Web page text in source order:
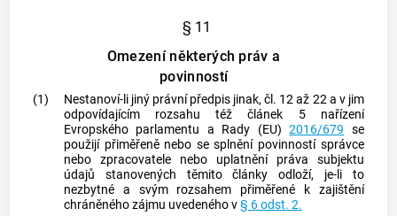
§ 11
Omezení některých práv a
povinností
(1)
Nestanoví-li jiný právní předpis jinak, čl. 12 až 22 a v jim
odpovídajícím rozsahu též článek 5 nařízení
Evropského parlamentu a Rady (EU)2016/679 se
použijí přiměřeně nebo se splnění povinností správce
nebo zpracovatele nebo uplatnění práva subjektu
údajů stanovených těmito články odloží, je-li to
nezbytné a svým rozsahem přiměřené k zajištění
chráněného zájmu uvedeného v§ 6 odst. 2.